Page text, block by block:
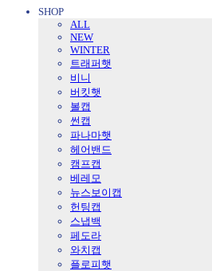
SHOP
ALL
NEW
WINTER
트래퍼햇
비니
버킷햇
볼캡
썬캡
파나마햇
헤어밴드
캠프캡
베레모
뉴스보이캡
헌팅캡
스냅백
페도라
와치캡
플로피햇